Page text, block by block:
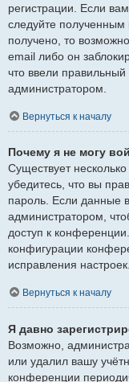
регистрации. Если
следуйте
получено, то
email либо он
что ввели
администратором.
Вернуться к началу
Почему я не могу
Существует
убедитесь, что вы
пароль. Если данные
администратором,
доступ к
конфигурации
исправления настроек.
Вернуться к началу
Я давно
Возможно,
или удалил вашу
конференции